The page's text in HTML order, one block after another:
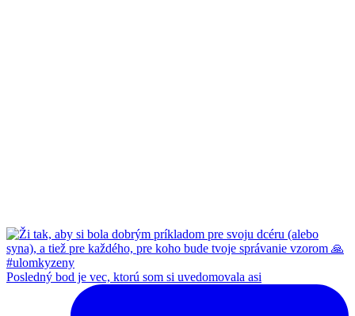
Posledný bod je vec, ktorú som si uvedomovala asi